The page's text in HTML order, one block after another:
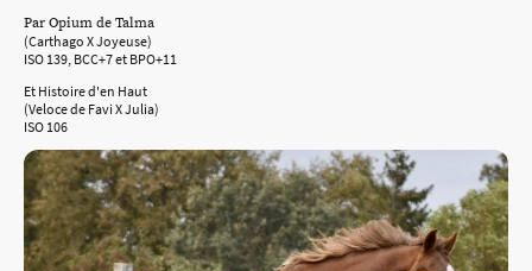
Par Opium de Talma
(Carthago X Joyeuse)
ISO 139, BCC+7 et BPO+11
Et Histoire d'en Haut
(Veloce de Favi X Julia)
ISO 106